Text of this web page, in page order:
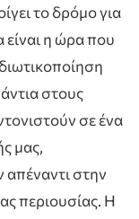
το δρόμο για
είναι η ώρα που
στους
σε ένα
μας,
στην
περιουσίας. Η